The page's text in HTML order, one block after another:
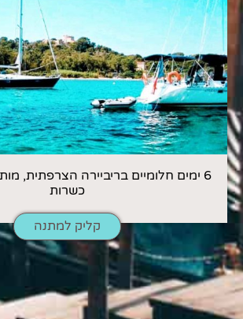
6 ימים חלומיים בריביירה הצרפתית,
כשרות
קליק למתנה